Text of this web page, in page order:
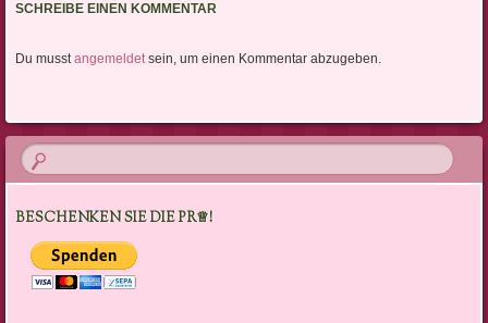
SCHREIBE EINEN KOMMENTAR
Du musstangemeldetsein, um einen Kommentar abzugeben.
BESCHENKEN SIE DIE PR♕!